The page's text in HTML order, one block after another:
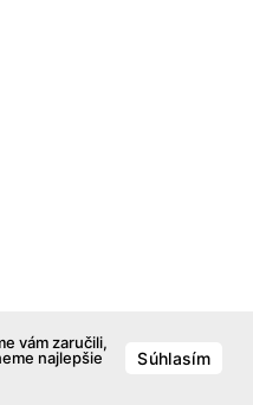
vám zaručili,
najlepšie
Súhlasím